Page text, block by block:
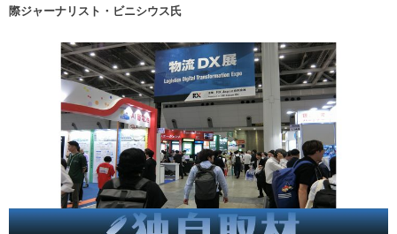
際ジャーナリスト・ビニシウス氏